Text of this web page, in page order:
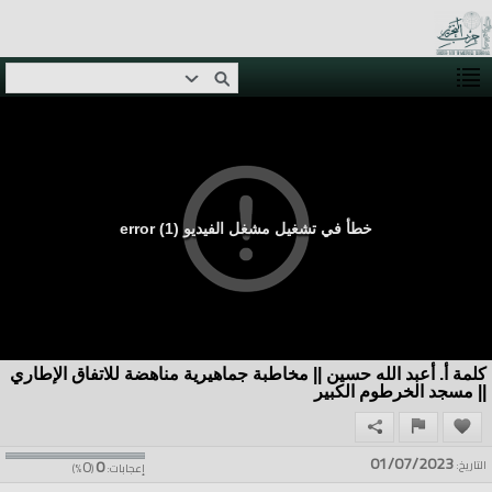
خطأ في تشغيل مشغل الفيديو (1) error
كلمة أ. أعبد الله حسين || مخاطبة جماهيرية مناهضة للاتفاق الإطاري
|| مسجد الخرطوم الكبير
إعجابات:0
(
0
%) التاريخ:01/07/2023